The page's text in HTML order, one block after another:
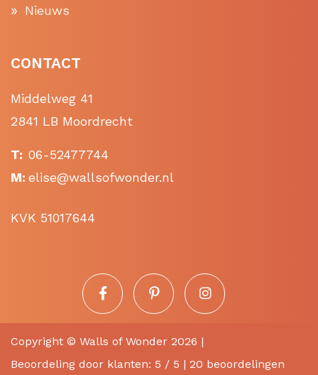
Nieuws
CONTACT
Middelweg 41
2841 LB Moordrecht
T: 06-52477744
M: elise@wallsofwonder.nl
KVK 51017644
Copyright © Walls of Wonder 2026 |
Beoordeling door klanten: 5 / 5 | 20 beoordelingen